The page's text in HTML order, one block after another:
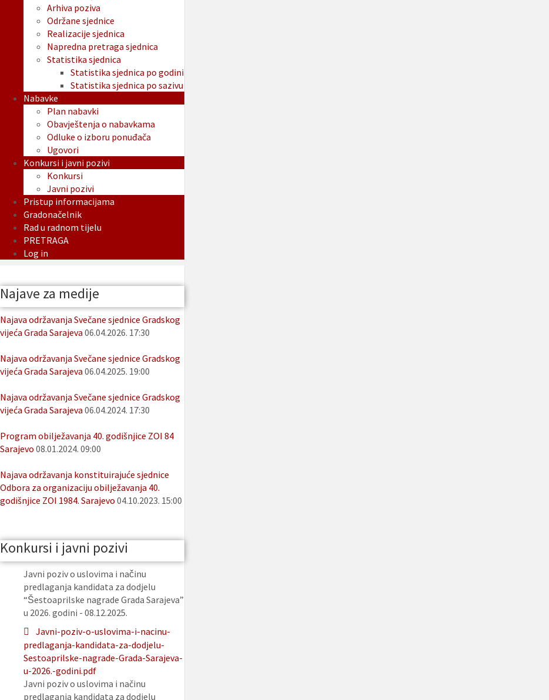
Arhiva poziva
Održane sjednice
Realizacije sjednica
Napredna pretraga sjednica
Statistika sjednica
Statistika sjednica po godini
Statistika sjednica po sazivu
Nabavke
Plan nabavki
Obavještenja o nabavkama
Odluke o izboru ponuđača
Ugovori
Konkursi i javni pozivi
Konkursi
Javni pozivi
Pristup informacijama
Gradonačelnik
Rad u radnom tijelu
PRETRAGA
Log in
Najave za medije
Najava održavanja Svečane sjednice Gradskog
vijeća Grada Sarajeva 06.04.2026. 17:30
Najava održavanja Svečane sjednice Gradskog
vijeća Grada Sarajeva 06.04.2025. 19:00
Najava održavanja Svečane sjednice Gradskog
vijeća Grada Sarajeva 06.04.2024. 17:30
Program obilježavanja 40. godišnjice ZOI 84
Sarajevo 08.01.2024. 09:00
Najava održavanja konstituirajuće sjednice
Odbora za organizaciju obilježavanja 40.
godišnjice ZOI 1984. Sarajevo 04.10.2023. 15:00
Konkursi i javni pozivi
Javni poziv o uslovima i načinu
predlaganja kandidata za dodjelu
“Šestoaprilske nagrade Grada Sarajeva”
u 2026. godini - 08.12.2025.
Javni-poziv-o-uslovima-i-nacinu-
predlaganja-kandidata-za-dodjelu-
Sestoaprilske-nagrade-Grada-Sarajeva-
u-2026.-godini.pdf
Javni poziv o uslovima i načinu
predlaganja kandidata za dodjelu